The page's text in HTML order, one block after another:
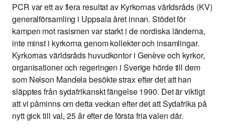
PCR var ett av flera resultat av Kyrkornas världsråds (KV)
generalförsamling i Uppsala året innan. Stödet för
kampen mot rasismen var starkt i de nordiska länderna,
inte minst i kyrkorna genom kollekter och insamlingar.
Kyrkornas världsråds huvudkontor i Genève och kyrkor,
organisationer och regeringen i Sverige hörde till dem
som Nelson Mandela besökte strax efter det att han
släpptes från sydafrikanskt fängelse 1990. Det är viktigt
att vi påminns om detta veckan efter det att Sydafrika på
nytt gick till val, 25 år efter de första fria valen där.